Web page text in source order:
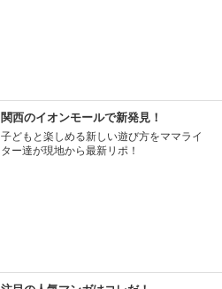
関西のイオンモールで新発見！
子どもと楽しめる新しい遊び方をママライ
ター達が現地から最新リポ！